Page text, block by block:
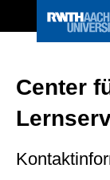
Center